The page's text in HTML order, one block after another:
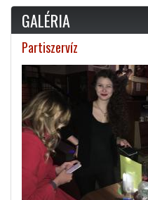
GALÉRIA
Partiszervíz